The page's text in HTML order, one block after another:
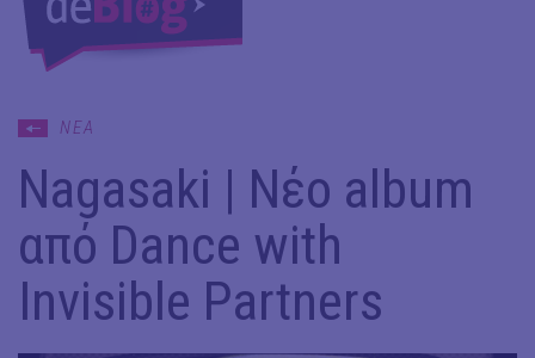
ΝΕΑ
Nagasaki | Νέο album
από Dance with
Invisible Partners